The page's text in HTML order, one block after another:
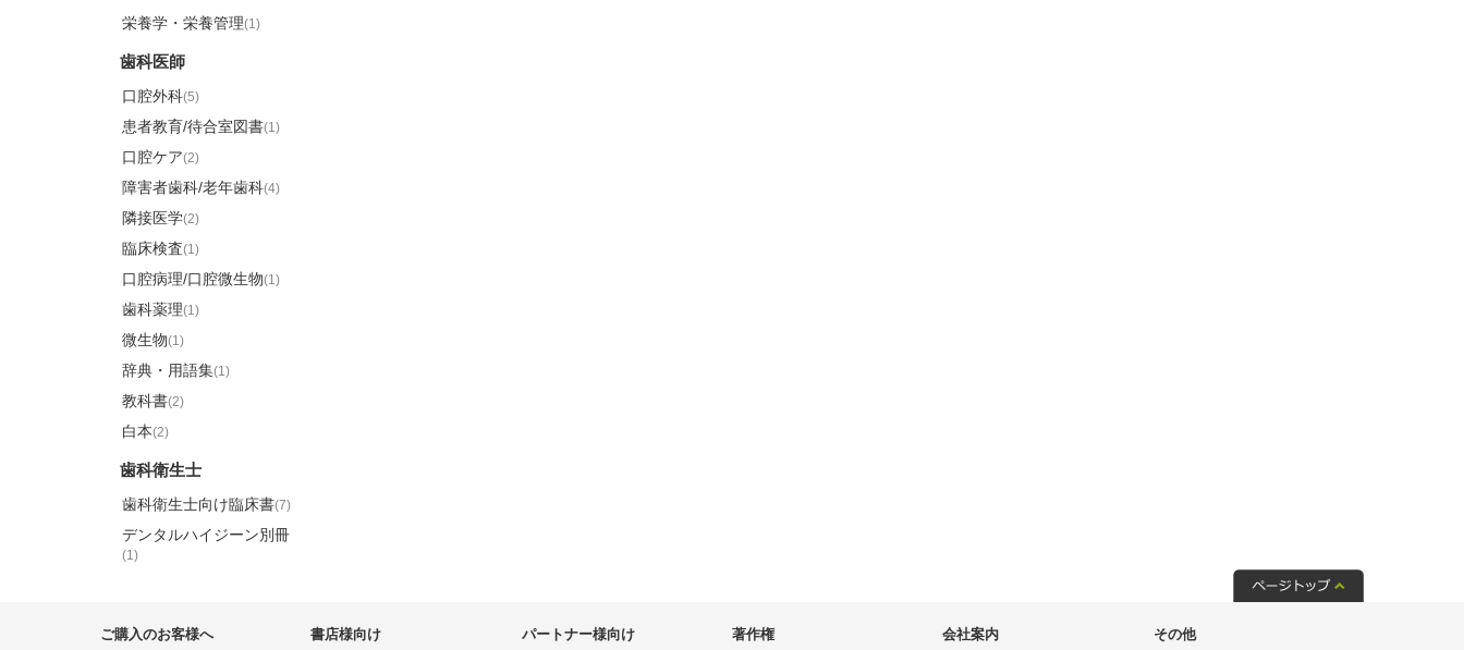
栄養学・栄養管理(1)
歯科医師
口腔外科(5)
患者教育/待合室図書(1)
口腔ケア(2)
障害者歯科/老年歯科(4)
隣接医学(2)
臨床検査(1)
口腔病理/口腔微生物(1)
歯科薬理(1)
微生物(1)
辞典・用語集(1)
教科書(2)
白本(2)
歯科衛生士
歯科衛生士向け臨床書(7)
デンタルハイジーン別冊
(1)
ご購入のお客様へ 書店様向け パートナー様向け 著作権 会社案内 その他